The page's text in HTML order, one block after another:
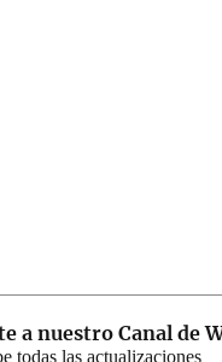
a nuestro Canal de
todas las actualizaciones